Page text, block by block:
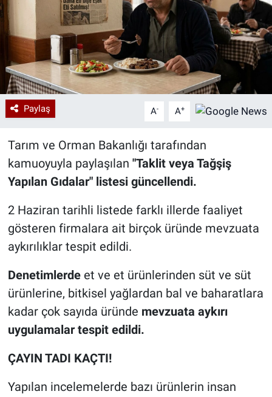
Paylaş A- A+
Tarım ve Orman Bakanlığı tarafından
kamuoyuyla paylaşılan "Taklit veya Tağşiş
Yapılan Gıdalar" listesi güncellendi.
2 Haziran tarihli listede farklı illerde faaliyet
gösteren firmalara ait birçok üründe mevzuata
aykırılıklar tespit edildi.
Denetimlerde et ve et ürünlerinden süt ve süt
ürünlerine, bitkisel yağlardan bal ve baharatlara
kadar çok sayıda üründe mevzuata aykırı
uygulamalar tespit edildi.
ÇAYIN TADI KAÇTI!
Yapılan incelemelerde bazı ürünlerin insan
Sağlık
Teknoloji
Ramazan